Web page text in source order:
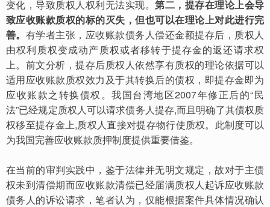
变化，导致质权人权利无法实现。第二，提存在理论上会导
致应收账款质权的标的灭失，但也可以在理论上对此进行完
善。 有学者主张，应收账款债务人偿还金额提存后，质权人
由权利质权变成动产质权或者移转于提存金的返还请求权
上。前文分析，提存后质权人依然享有质权的理论依据可以
适用应收账款质权效力及于其转换后的债权，即提存金即为
应收账款之转换债权。我国台湾地区2007年修正后的“民
法”已经规定质权人可以请求债务人提存,而且明确了其债权质
权移至提存金上,质权人直接对提存物行使质权。此制度可以
为我国完善应收账款质押制度提供重要借鉴。
在当前的审判实践中，鉴于法律并无明文规定，故对于主债
权未到清偿期而应收账款清偿已经届满质权人起诉应收账款
债务人的诉讼请求，笔者认为，仅能根据案件具体情况确认